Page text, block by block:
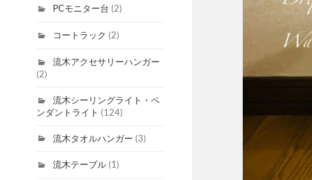
PCモニター台 (2)
コートラック (2)
流木アクセサリーハンガー
(2)
流木シーリングライト・ペ
ンダントライト (124)
流木タオルハンガー (3)
流木テーブル(1)